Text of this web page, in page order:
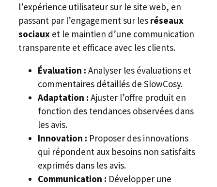
l’expérience utilisateur sur le site web, en
passant par l’engagement sur les réseaux
sociaux et le maintien d’une communication
transparente et efficace avec les clients.
Évaluation : Analyser les évaluations et
commentaires détaillés de SlowCosy.
Adaptation : Ajuster l’offre produit en
fonction des tendances observées dans
les avis.
Innovation : Proposer des innovations
qui répondent aux besoins non satisfaits
exprimés dans les avis.
Communication : Développer une